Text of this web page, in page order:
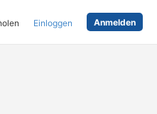
Einloggen Anmelden